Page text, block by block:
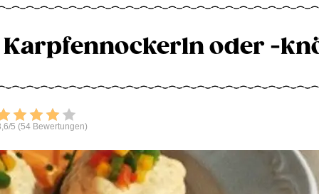
oder -
Bewerten
5 (54 Bewertungen)